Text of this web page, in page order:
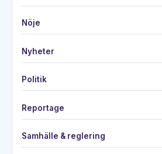
Nöje
Nyheter
Politik
Reportage
Samhälle & reglering